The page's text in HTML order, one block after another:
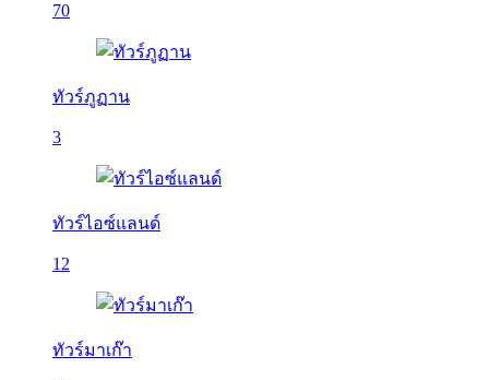
70
ทัวร์ภูฏาน
3
ทัวร์ไอซ์แลนด์
12
ทัวร์มาเก๊า